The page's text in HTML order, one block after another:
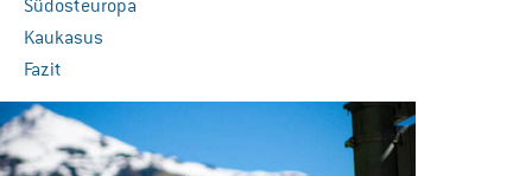
Südosteuropa
Kaukasus
Fazit